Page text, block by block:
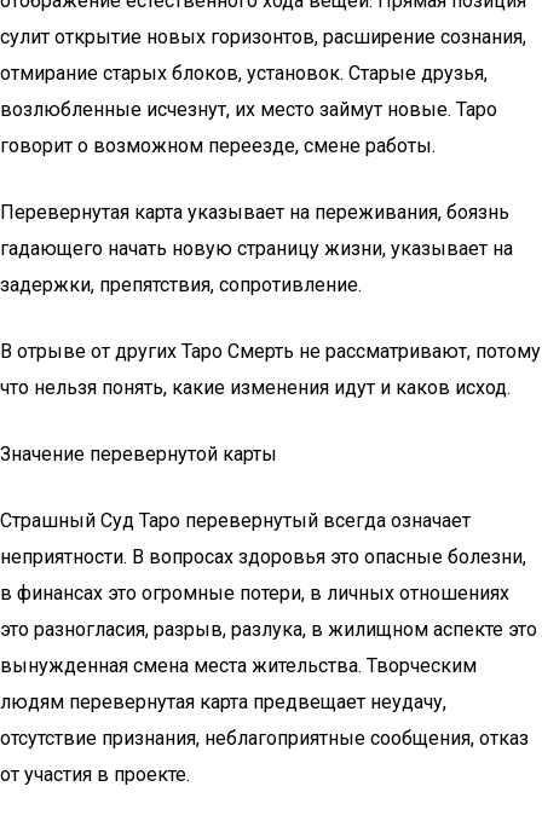
сулит открытие новых горизонтов, расширение сознания,
отмирание старых блоков, установок. Старые друзья,
возлюбленные исчезнут, их место займут новые. Таро
говорит о возможном переезде, смене работы.
Перевернутая карта указывает на переживания, боязнь
гадающего начать новую страницу жизни, указывает на
задержки, препятствия, сопротивление.
В отрыве от других Таро Смерть не рассматривают, потому
что нельзя понять, какие изменения идут и каков исход.
Значение перевернутой карты
Страшный Суд Таро перевернутый всегда означает
неприятности. В вопросах здоровья это опасные болезни,
в финансах это огромные потери, в личных отношениях
это разногласия, разрыв, разлука, в жилищном аспекте это
вынужденная смена места жительства. Творческим
людям перевернутая карта предвещает неудачу,
отсутствие признания, неблагоприятные сообщения, отказ
от участия в проекте.